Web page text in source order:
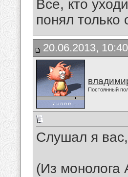
Все, кто
понял
20.06.2013, 10:40
Постоянный
Слушал я
(Из монолога